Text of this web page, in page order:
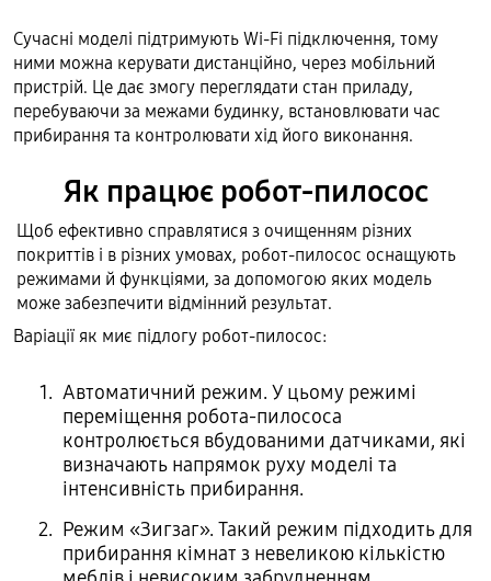
Сучасні моделі підтримують Wi-Fi підключення, тому
ними можна керувати дистанційно, через мобільний
пристрій. Це дає змогу переглядати стан приладу,
перебуваючи за межами будинку, встановлювати час
прибирання та контролювати хід його виконання.
Як працює робот-пилосос
Щоб ефективно справлятися з очищенням різних
покриттів і в різних умовах, робот-пилосос оснащують
режимами й функціями, за допомогою яких модель
може забезпечити відмінний результат.
Варіації як миє підлогу робот-пилосос:
Автоматичний режим. У цьому режимі
переміщення робота-пилососа
контролюється вбудованими датчиками, які
визначають напрямок руху моделі та
інтенсивність прибирання.
Режим «Зигзаг». Такий режим підходить для
прибирання кімнат з невеликою кількістю